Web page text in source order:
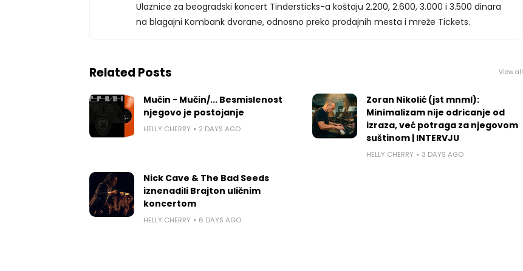
Ulaznice za beogradski koncert Tindersticks-a koštaju 2.200, 2.600, 3.000 i 3.500 dinara
na blagajni Kombank dvorane, odnosno preko prodajnih mesta i mreže Tickets.
Related Posts View all
Mučin - Mučin/... Besmislenost
njegovo je postojanje
HELLY CHERRY 2 DAYS AGO
Zoran Nikolić (jst mnml):
Minimalizam nije odricanje od
izraza, već potraga za njegovom
suštinom | INTERVJU
HELLY CHERRY 3 DAYS AGO
Nick Cave & The Bad Seeds
iznenadili Brajton uličnim
koncertom
HELLY CHERRY 6 DAYS AGO